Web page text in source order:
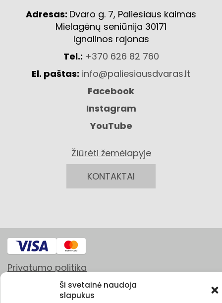
Ši svetainė naudoja
slapukus
Adresas: Dvaro g. 7, Paliesiaus kaimas
Mielagėnų seniūnija 30171
Ignalinos rajonas
Tel.: +370 626 82 760
El. paštas: info@paliesiausdvaras.lt
Facebook
Instagram
YouTube
Žiūrėti žemėlapyje
KONTAKTAI
Privatumo politika
Grąžinimo sąlygos